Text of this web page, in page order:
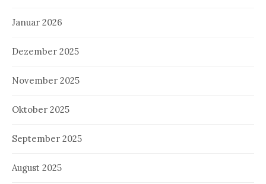
Januar 2026
Dezember 2025
November 2025
Oktober 2025
September 2025
August 2025